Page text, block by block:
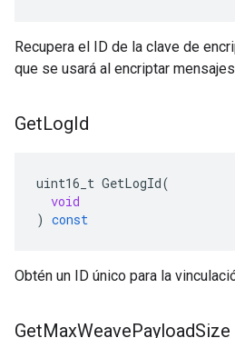
Recupera el ID de la clave de
que se usará al encriptar
GetLogId
uint16_t GetLogId(
void
) const
Obtén un ID único para la
GetMaxWeavePayloadSize